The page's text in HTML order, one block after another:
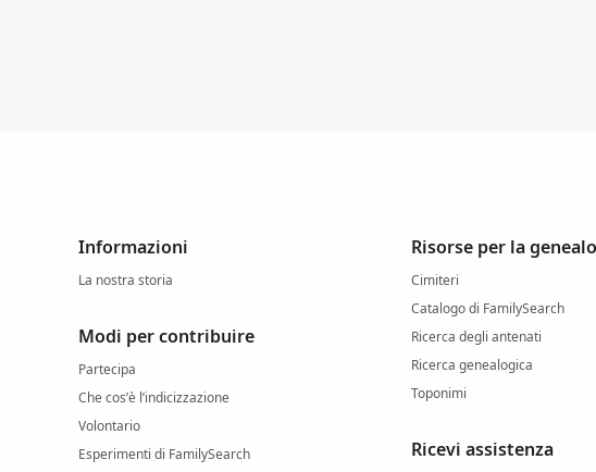
Informazioni
La nostra storia
Modi per contribuire
Partecipa
Che cos’è l’indicizzazione
Volontario
Esperimenti di FamilySearch
Risorse per la
Cimiteri
Catalogo di FamilySearch
Ricerca degli antenati
Ricerca genealogica
Toponimi
Ricevi assistenza